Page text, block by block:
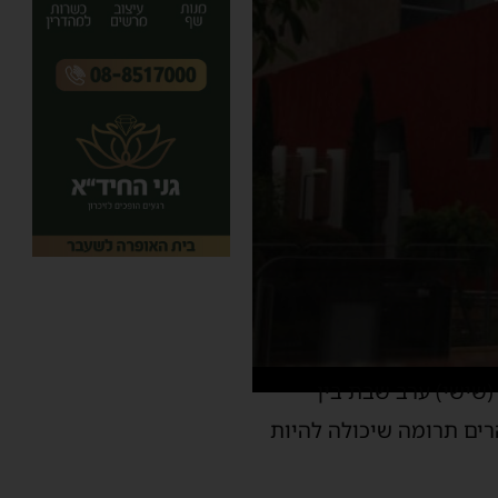
ערב שבת בין
להרים תרומה שיכולה להיות